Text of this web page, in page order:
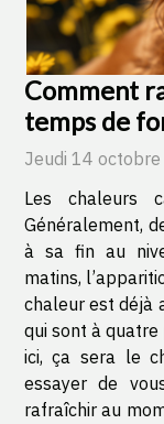
Comment
temps de
Jeudi 14
Les chaleurs
Généralement,
à sa fin au
matins,
chaleur est déjà
qui sont à
ici, ça sera le
essayer de
rafraîchir au